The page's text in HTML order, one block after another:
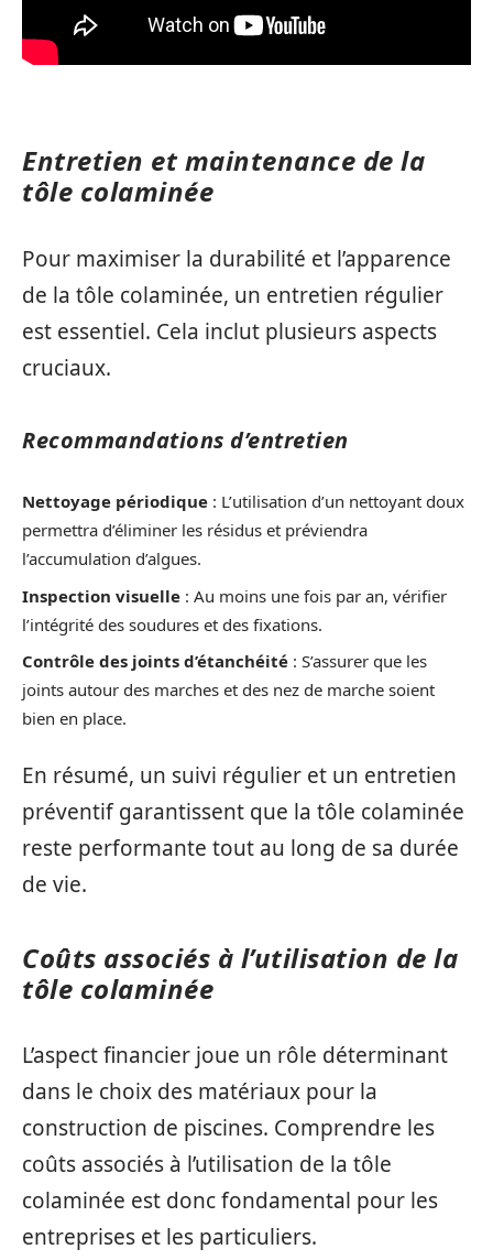
Entretien et maintenance de la
tôle colaminée
Pour maximiser la durabilité et l’apparence
de la tôle colaminée, un entretien régulier
est essentiel. Cela inclut plusieurs aspects
cruciaux.
Recommandations d’entretien
Nettoyage périodique : L’utilisation d’un nettoyant doux
permettra d’éliminer les résidus et préviendra
l’accumulation d’algues.
Inspection visuelle : Au moins une fois par an, vérifier
l’intégrité des soudures et des fixations.
Contrôle des joints d’étanchéité : S’assurer que les
joints autour des marches et des nez de marche soient
bien en place.
En résumé, un suivi régulier et un entretien
préventif garantissent que la tôle colaminée
reste performante tout au long de sa durée
de vie.
Coûts associés à l’utilisation de la
tôle colaminée
L’aspect financier joue un rôle déterminant
dans le choix des matériaux pour la
construction de piscines. Comprendre les
coûts associés à l’utilisation de la tôle
colaminée est donc fondamental pour les
entreprises et les particuliers.